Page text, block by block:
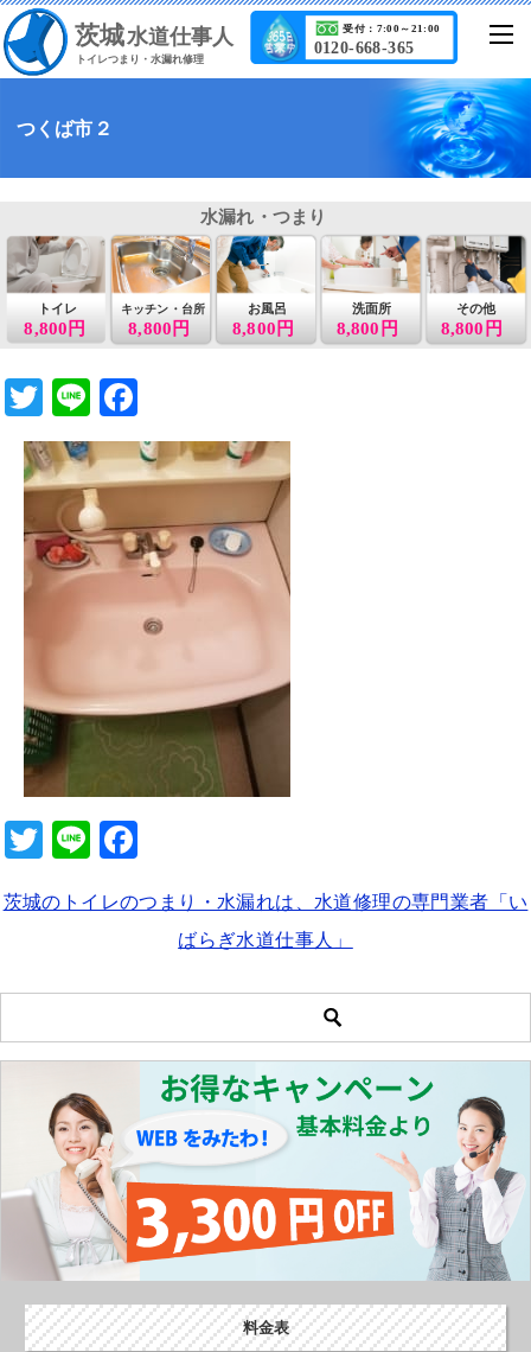
茨城水道仕事人
トイレつまり・水漏れ修理
0120-668-365
受付：7:00～21:00
つくば市２
8,800円
トイレ
8,800円
キッチン・台所 お風呂
8,800円
洗面所
8,800円
その他
8,800円
水漏れ・つまり
T
wi
tt
er
Li
n
e
a
c
b
o
o
T
tt
Li
e c
b
o
茨城のトイレのつまり・水漏れは、水道修理の専門業者「い
ばらぎ水道仕事人」
料金表